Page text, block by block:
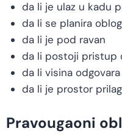
da li je ulaz u kadu
da li se planira
da li je pod ravan
da li postoji pristup
da li visina
da li je prostor
Pravougaoni